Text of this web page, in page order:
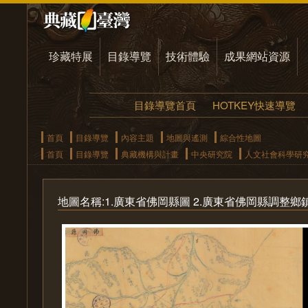
珍藏特展 目錄導覽 技術體驗 成果網站資源
目錄導覽首頁 HOTKEY快速導覽
首頁 目錄導覽 內容主題 地圖與遙測
綜合性地圖
首頁
目錄導覽 典藏機構與計畫 中央研究院 人文社會科學研
地圖名稱:1.廣東省佛岡縣圖 2.廣東省佛岡縣調整鄉